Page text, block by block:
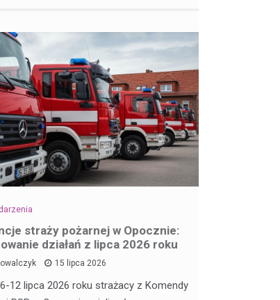
straży pożarnej w Opocznie:
działań z lipca 2026 roku
15 lipca 2026
12 lipca 2026 roku strażacy z Komendy